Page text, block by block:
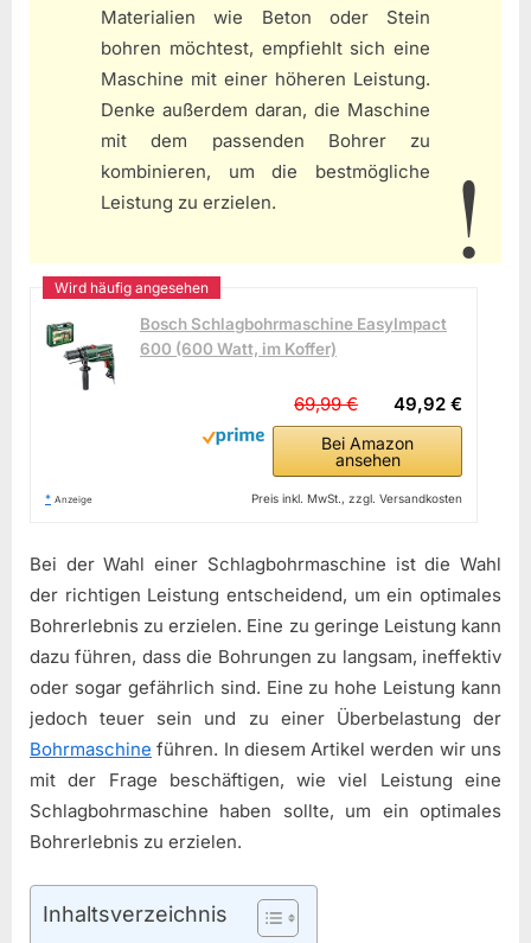
Materialien wie Beton oder Stein
bohren möchtest, empfiehlt sich eine
Maschine mit einer höheren Leistung.
Denke außerdem daran, die Maschine
mit dem passenden Bohrer zu
kombinieren, um die bestmögliche
Leistung zu erzielen.
Bosch Schlagbohrmaschine EasyImpact
600 (600 Watt, im Koffer)
49,92 €
69,99 €
Bei Amazon
ansehen
* Anzeige Preis inkl. MwSt., zzgl. Versandkosten
Bei der Wahl einer Schlagbohrmaschine ist die Wahl
der richtigen Leistung entscheidend, um ein optimales
Bohrerlebnis zu erzielen. Eine zu geringe Leistung kann
dazu führen, dass die Bohrungen zu langsam, ineffektiv
oder sogar gefährlich sind. Eine zu hohe Leistung kann
jedoch teuer sein und zu einer Überbelastung der
Bohrmaschine führen. In diesem Artikel werden wir uns
mit der Frage beschäftigen, wie viel Leistung eine
Schlagbohrmaschine haben sollte, um ein optimales
Bohrerlebnis zu erzielen.
Inhaltsverzeichnis